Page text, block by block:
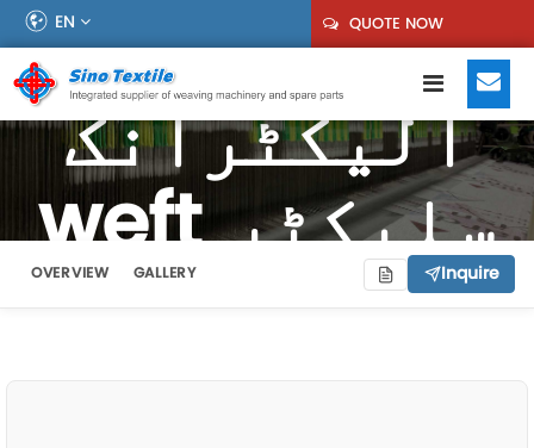
EN QUOTE NOW
الیکٹرانک
weft سلیکٹر OVERVIEW GALLERY Inquire